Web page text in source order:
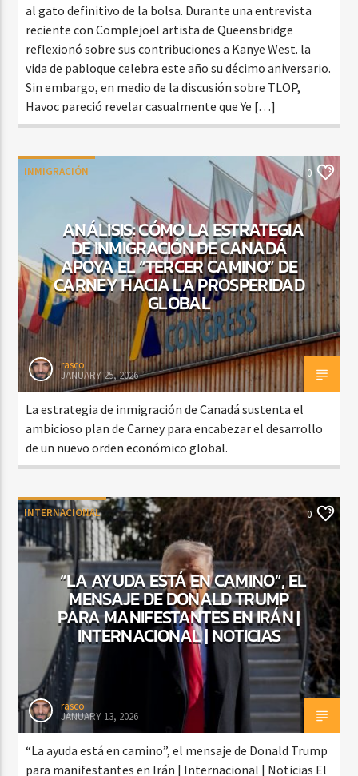
al gato definitivo de la bolsa. Durante una entrevista
reciente con Complejoel artista de Queensbridge
reflexionó sobre sus contribuciones a Kanye West. la
vida de pabloque celebra este año su décimo aniversario.
Sin embargo, en medio de la discusión sobre TLOP,
Havoc pareció revelar casualmente que Ye […]
INMIGRACIÓN 0
ANÁLISIS: CÓMO LA ESTRATEGIA
DE INMIGRACIÓN DE CANADÁ
APOYA EL “TERCER CAMINO” DE
CARNEY HACIA LA PROSPERIDAD
GLOBAL
rasco
JANUARY 25, 2026
La estrategia de inmigración de Canadá sustenta el
ambicioso plan de Carney para encabezar el desarrollo
de un nuevo orden económico global.
INTERNACIONAL 0
“LA AYUDA ESTÁ EN CAMINO”, EL
MENSAJE DE DONALD TRUMP
PARA MANIFESTANTES EN IRÁN |
INTERNACIONAL | NOTICIAS
rasco
JANUARY 13, 2026
“La ayuda está en camino”, el mensaje de Donald Trump
para manifestantes en Irán | Internacional | Noticias El